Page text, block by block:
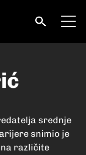
srednje
snimio je
različite